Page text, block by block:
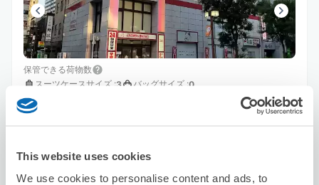
This website uses cookies
We use cookies to personalise content and ads, to
保管できる荷物数
スーツケースサイズ :3 バッグサイズ :0
この店舗を予約する